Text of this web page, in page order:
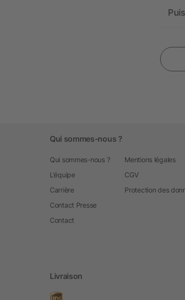
Qui sommes-nous ?
Qui sommes-nous ?
L’équipe
Carrière
Contact Presse
Contact
Mentions légales
CGV
Protection des
Livraison